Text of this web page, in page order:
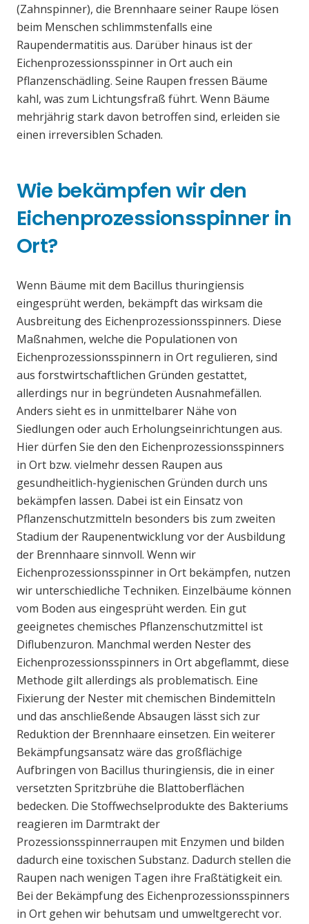
(Zahnspinner), die Brennhaare seiner Raupe lösen
beim Menschen schlimmstenfalls eine
Raupendermatitis aus. Darüber hinaus ist der
Eichenprozessionsspinner in Ort auch ein
Pflanzenschädling. Seine Raupen fressen Bäume
kahl, was zum Lichtungsfraß führt. Wenn Bäume
mehrjährig stark davon betroffen sind, erleiden sie
einen irreversiblen Schaden.
Wie bekämpfen wir den
Eichenprozessionsspinner in
Ort?
Wenn Bäume mit dem Bacillus thuringiensis
eingesprüht werden, bekämpft das wirksam die
Ausbreitung des Eichenprozessionsspinners. Diese
Maßnahmen, welche die Populationen von
Eichenprozessionsspinnern in Ort regulieren, sind
aus forstwirtschaftlichen Gründen gestattet,
allerdings nur in begründeten Ausnahmefällen.
Anders sieht es in unmittelbarer Nähe von
Siedlungen oder auch Erholungseinrichtungen aus.
Hier dürfen Sie den den Eichenprozessionsspinners
in Ort bzw. vielmehr dessen Raupen aus
gesundheitlich-hygienischen Gründen durch uns
bekämpfen lassen. Dabei ist ein Einsatz von
Pflanzenschutzmitteln besonders bis zum zweiten
Stadium der Raupenentwicklung vor der Ausbildung
der Brennhaare sinnvoll. Wenn wir
Eichenprozessionsspinner in Ort bekämpfen, nutzen
wir unterschiedliche Techniken. Einzelbäume können
vom Boden aus eingesprüht werden. Ein gut
geeignetes chemisches Pflanzenschutzmittel ist
Diflubenzuron. Manchmal werden Nester des
Eichenprozessionsspinners in Ort abgeflammt, diese
Methode gilt allerdings als problematisch. Eine
Fixierung der Nester mit chemischen Bindemitteln
und das anschließende Absaugen lässt sich zur
Reduktion der Brennhaare einsetzen. Ein weiterer
Bekämpfungsansatz wäre das großflächige
Aufbringen von Bacillus thuringiensis, die in einer
versetzten Spritzbrühe die Blattoberflächen
bedecken. Die Stoffwechselprodukte des Bakteriums
reagieren im Darmtrakt der
Prozessionsspinnerraupen mit Enzymen und bilden
dadurch eine toxischen Substanz. Dadurch stellen die
Raupen nach wenigen Tagen ihre Fraßtätigkeit ein.
Bei der Bekämpfung des Eichenprozessionsspinners
in Ort gehen wir behutsam und umweltgerecht vor.